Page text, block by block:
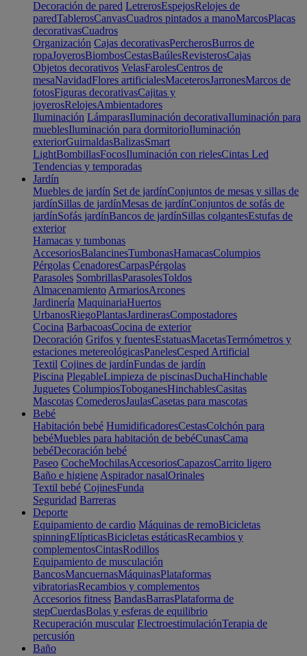
Decoración de pared LetrerosEspejosRelojes de
paredTablerosCanvasCuadros pintados a manoMarcosPlacas
decorativasCuadros
Organización Cajas decorativasPercherosBurros de
ropaJoyerosBiombosCestasBaúlesRevisterosCajas
Objetos decorativos VelasFarolesCentros de
mesaNavidadFlores artificialesMaceterosJarronesMarcos de
fotosFiguras decorativasCajitas y
joyerosRelojesAmbientadores
Iluminación LámparasIluminación decorativaIluminación para
mueblesIluminación para dormitorioIluminación
exteriorGuirnaldasBalizasSmart
LightBombillasFocosIluminación con rielesCintas Led
Tendencias y temporadas
Jardín
Muebles de jardín Set de jardínConjuntos de mesas y sillas de
jardínSillas de jardínMesas de jardínConjuntos de sofás de
jardínSofás jardínBancos de jardínSillas colgantesEstufas de
exterior
Hamacas y tumbonas
AccesoriosBalancinesTumbonasHamacasColumpios
Pérgolas CenadoresCarpasPérgolas
Parasoles SombrillasParasolesToldos
Almacenamiento ArmariosArcones
Jardinería MaquinariaHuertos
UrbanosRiegoPlantasJardinerasCompostadores
Cocina BarbacoasCocina de exterior
Decoración Grifos y fuentesEstatuasMacetasTermómetros y
estaciones metereológicasPanelesCesped Artificial
Textil Cojines de jardínFundas de jardín
Piscina PlegableLimpieza de piscinasDuchaHinchable
Juguetes ColumpiosToboganesHinchablesCasitas
Mascotas ComederosJaulasCasetas para mascotas
Bebé
Habitación bebé HumidificadoresCestasColchón para
bebéMuebles para habitación de bebéCunasCama
bebéDecoración bebé
Paseo CocheMochilasAccesoriosCapazosCarrito ligero
Baño e higiene Aspirador nasalOrinales
Textil bebé CojinesFunda
Seguridad Barreras
Deporte
Equipamiento de cardio Máquinas de remoBicicletas
spinningElípticasBicicletas estáticasRecambios y
complementosCintasRodillos
Equipamiento de musculación
BancosMancuernasMáquinasPlataformas
vibratoriasRecambios y complementos
Accesorios fitness BandasBarrasPlataforma de
stepCuerdasBolas y esferas de equilibrio
Recuperación muscular ElectroestimulaciónTerapia de
percusión
Baño